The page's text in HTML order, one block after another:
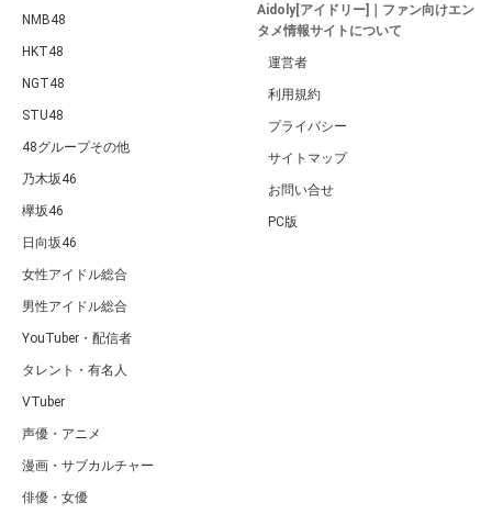
NMB48
HKT48
NGT48
STU48
48グループその他
乃木坂46
欅坂46
日向坂46
女性アイドル総合
男性アイドル総合
YouTuber・配信者
タレント・有名人
VTuber
声優・アニメ
漫画・サブカルチャー
俳優・女優
Aidoly[アイドリー]｜ファン向けエン
タメ情報サイトについて
運営者
利用規約
プライバシー
サイトマップ
お問い合せ
PC版